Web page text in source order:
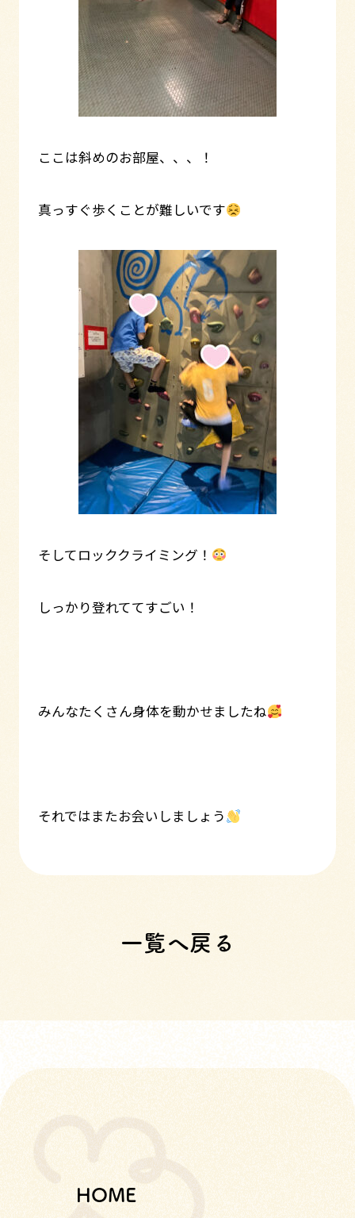
ここは斜めのお部屋、、、！
真っすぐ歩くことが難しいです
そしてロッククライミング！
しっかり登れててすごい！
みんなたくさん身体を動かせましたね
それではまたお会いしましょう
一覧へ戻る
HOME